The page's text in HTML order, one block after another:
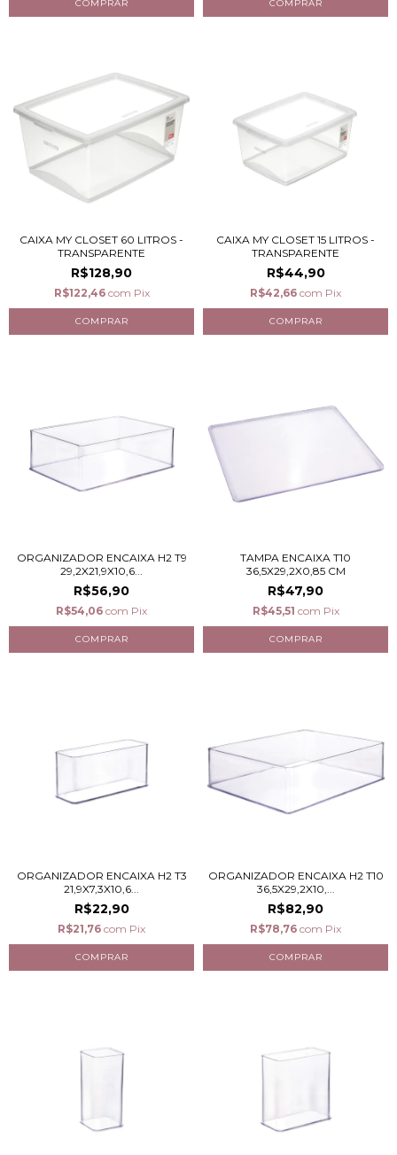
CAIXA MY CLOSET 60 LITROS -
TRANSPARENTE
R$128,90
R$122,46 com Pix
CAIXA MY CLOSET 15 LITROS -
TRANSPARENTE
R$44,90
R$42,66 com Pix
ORGANIZADOR ENCAIXA H2 T9
29,2X21,9X10,6...
R$56,90
R$54,06 com Pix
TAMPA ENCAIXA T10
36,5X29,2X0,85 CM
R$47,90
R$45,51 com Pix
ORGANIZADOR ENCAIXA H2 T3
21,9X7,3X10,6...
R$22,90
R$21,76 com Pix
ORGANIZADOR ENCAIXA H2 T10
36,5X29,2X10,...
R$82,90
R$78,76 com Pix